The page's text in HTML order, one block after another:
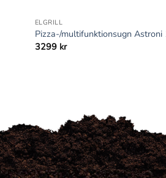
ELGRILL
Pizza-/multifunktionsugn Astroni
3299 kr